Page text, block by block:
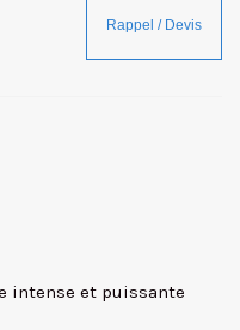
intense et puissante